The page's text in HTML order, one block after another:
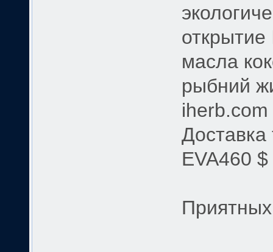
масла
рыбний
iherb.com
Доставка
EVA460